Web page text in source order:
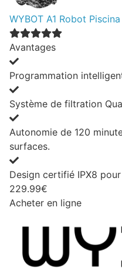
WYBOT A1 Robot
Avantages
Programmation
Système de filtration
Autonomie de 120
surfaces.
Design certifié IPX8
229.99€
Acheter en ligne